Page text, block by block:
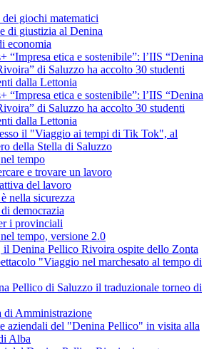
dei giochi matematici
di giustizia al Denina
economia
“Impresa etica e sostenibile”: l’IIS “Denina
di Saluzzo ha accolto 30 studenti
dalla Lettonia
“Impresa etica e sostenibile”: l’IIS “Denina
di Saluzzo ha accolto 30 studenti
dalla Lettonia
il "Viaggio ai tempi di Tik Tok", al
della Stella di Saluzzo
tempo
e trovare un lavoro
del lavoro
nella sicurezza
democrazia
i provinciali
tempo, versione 2.0
il Denina Pellico Rivoira ospite dello Zonta
"Viaggio nel marchesato al tempo di
Pellico di Saluzzo il traduzionale torneo di
di Amministrazione
aziendali del "Denina Pellico" in visita alla
Alba